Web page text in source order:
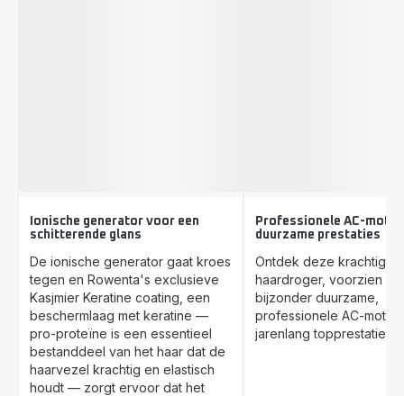
Ionische generator voor een
schitterende glans
De ionische generator gaat kroes
tegen en Rowenta's exclusieve
Kasjmier Keratine coating, een
beschermlaag met keratine —
pro-proteïne is een essentieel
bestanddeel van het haar dat de
haarvezel krachtig en elastisch
houdt — zorgt ervoor dat het
Professionele AC-
duurzame prestaties
Ontdek deze krachtige
haardroger, voorzien
bijzonder duurzame,
professionele AC-motor
jarenlang topprestaties